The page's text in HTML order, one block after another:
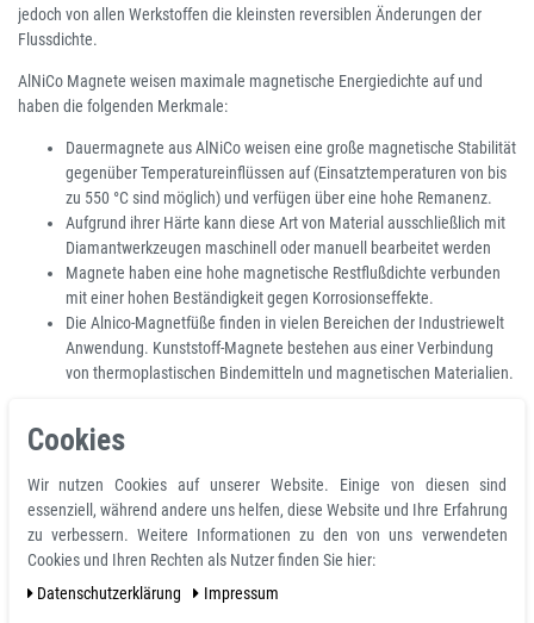
jedoch von allen Werkstoffen die kleinsten reversiblen Änderungen der
Flussdichte.
AlNiCo Magnete weisen maximale magnetische Energiedichte auf und
haben die folgenden Merkmale:
Dauermagnete aus AlNiCo weisen eine große magnetische Stabilität
gegenüber Temperatureinflüssen auf (Einsatztemperaturen von bis
zu 550 °C sind möglich) und verfügen über eine hohe Remanenz.
Aufgrund ihrer Härte kann diese Art von Material ausschließlich mit
Diamantwerkzeugen maschinell oder manuell bearbeitet werden
Magnete haben eine hohe magnetische Restflußdichte verbunden
mit einer hohen Beständigkeit gegen Korrosionseffekte.
Die Alnico-Magnetfüße finden in vielen Bereichen der Industriewelt
Anwendung. Kunststoff-Magnete bestehen aus einer Verbindung
von thermoplastischen Bindemitteln und magnetischen Materialien.
Günstig AINiCO-Magnete kaufen:
mit einer breiten Palette von von hochwertigen AlNiCo-Werkstoffen mit
unterschiedlichen magnetischen Eigenschaften. Sie ermöglichen eine den
individuellen Anwendungsanforderungen angepasste Werkstoffauswahl.
Hochklassige AlNiCo magnete finden Sie günstig in unserem Magnet-Shop
von Magnosphere. Direkt aus unserer Produktion und garantiert zu
Cookies
Wir nutzen Cookies auf unserer Website. Einige von diesen sind
essenziell, während andere uns helfen, diese Website und Ihre Erfahrung
zu verbessern. Weitere Informationen zu den von uns verwendeten
Cookies und Ihren Rechten als Nutzer finden Sie hier:
Daten­schutz­erklärung
Impressum